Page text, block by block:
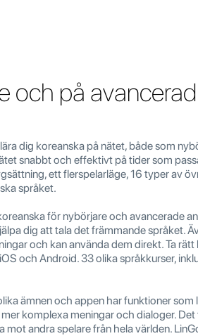
och på
dig koreanska på nätet, både som
snabbt och effektivt på tider som
ett flerspelarläge, 16 typer av
språket.
för nybörjare och avancerade
dig att tala det främmande språket.
och kan använda dem direkt. Ta
och Android. 33 olika språkkurser,
ämnen och appen har funktioner
komplexa meningar och dialoger.
andra spelare från hela världen.